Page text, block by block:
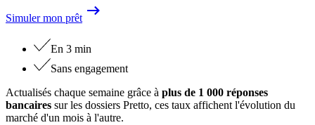
Simuler mon prêt
En 3 min
Sans engagement
Actualisés chaque semaine grâce à plus de 1 000 réponses
bancaires sur les dossiers Pretto, ces taux affichent l'évolution du
marché d'un mois à l'autre.